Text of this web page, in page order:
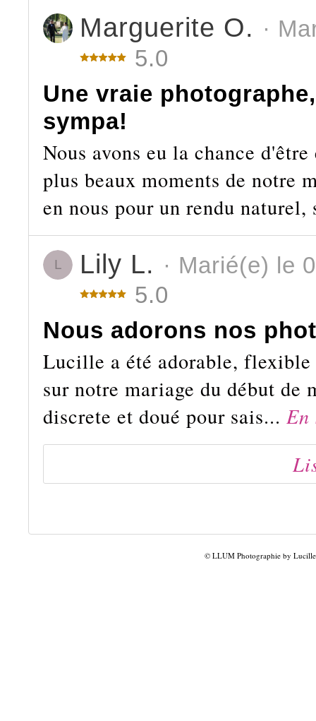
Marguerite O. ·
5.0
Une vraie
sympa!
Nous avons eu la chance
plus beaux moments de notre
en nous pour un rendu naturel,
L Lily L. · Marié(e) le
5.0
Nous adorons nos
Lucille a été adorable,
sur notre mariage du début de
discrete et doué pour sais... En
© LLUM Photographie by